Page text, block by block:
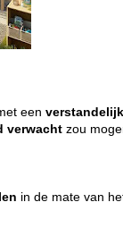
eenverstandelijk
verwacht zou
in de mate van